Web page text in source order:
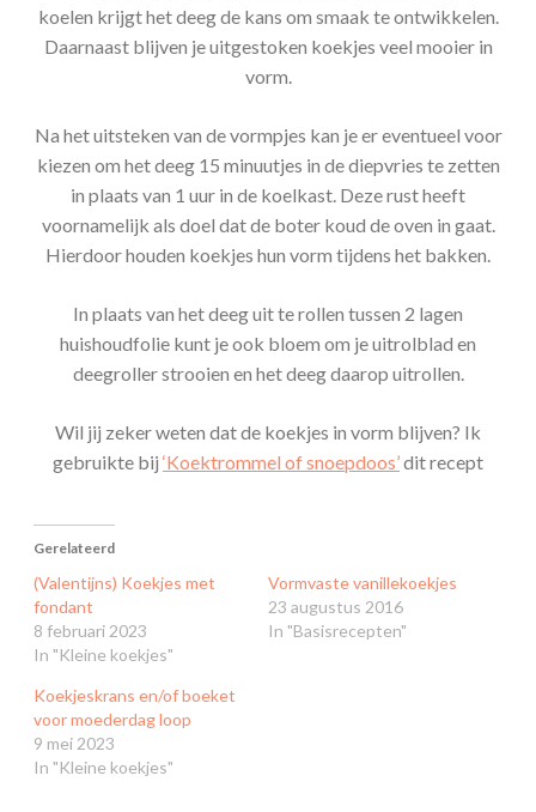
koelen krijgt het deeg de kans om smaak te ontwikkelen.
Daarnaast blijven je uitgestoken koekjes veel mooier in
vorm.
Na het uitsteken van de vormpjes kan je er eventueel voor
kiezen om het deeg 15 minuutjes in de diepvries te zetten
in plaats van 1 uur in de koelkast. Deze rust heeft
voornamelijk als doel dat de boter koud de oven in gaat.
Hierdoor houden koekjes hun vorm tijdens het bakken.
In plaats van het deeg uit te rollen tussen 2 lagen
huishoudfolie kunt je ook bloem om je uitrolblad en
deegroller strooien en het deeg daarop uitrollen.
Wil jij zeker weten dat de koekjes in vorm blijven? Ik
gebruikte bij ‘Koektrommel of snoepdoos’dit recept
Gerelateerd
(Valentijns) Koekjes met
fondant
8 februari 2023
In "Kleine koekjes"
Vormvaste vanillekoekjes
23 augustus 2016
In "Basisrecepten"
Koekjeskrans en/of boeket
voor moederdag loop
9 mei 2023
In "Kleine koekjes"